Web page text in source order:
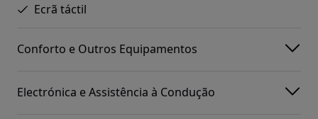
Ecrã táctil
Conforto e Outros Equipamentos
Electrónica e Assistência à Condução